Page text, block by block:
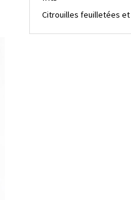
Citrouilles feuilletées